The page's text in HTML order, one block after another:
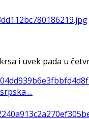
i uvek pada u
...